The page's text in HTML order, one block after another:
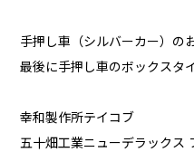
手押し車（シルバーカー）の
最後に手押し車のボックスタ
幸和製作所テイコブ
五十畑工業ニューデラックス